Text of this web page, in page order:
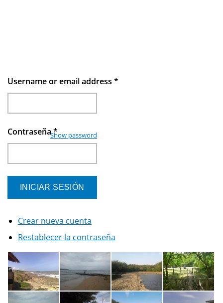
Username or email address *
Contraseña*
Show password
Crear nueva cuenta
Restablecer la contraseña